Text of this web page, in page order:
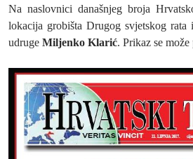
Na naslovnici današnjeg broja
lokacija grobišta Drugog svjetskog
udruge Miljenko Klarić. Prikaz se